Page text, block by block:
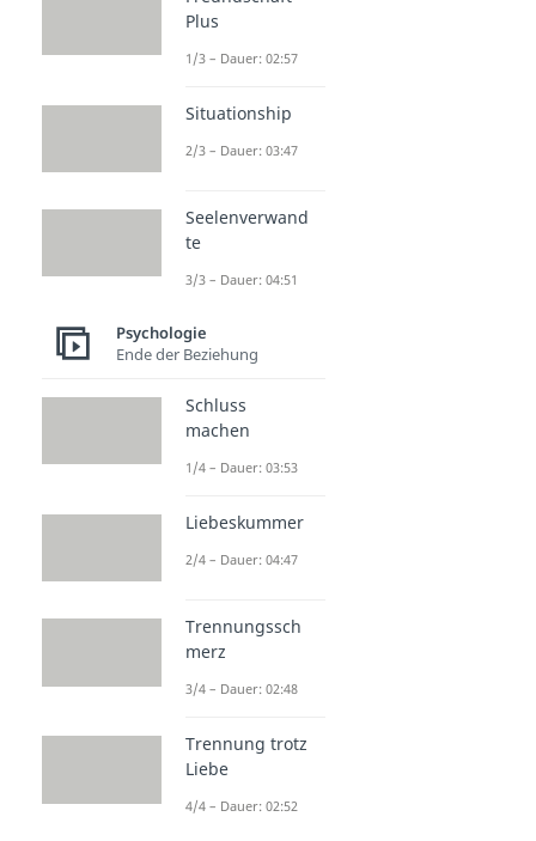
Plus
1/3 – Dauer: 02:57
Situationship
2/3 – Dauer: 03:47
Seelenverwand
te
3/3 – Dauer: 04:51
Psychologie
Ende der Beziehung
Schluss
machen
1/4 – Dauer: 03:53
Liebeskummer
2/4 – Dauer: 04:47
Trennungssch
merz
3/4 – Dauer: 02:48
Trennung trotz
Liebe
4/4 – Dauer: 02:52